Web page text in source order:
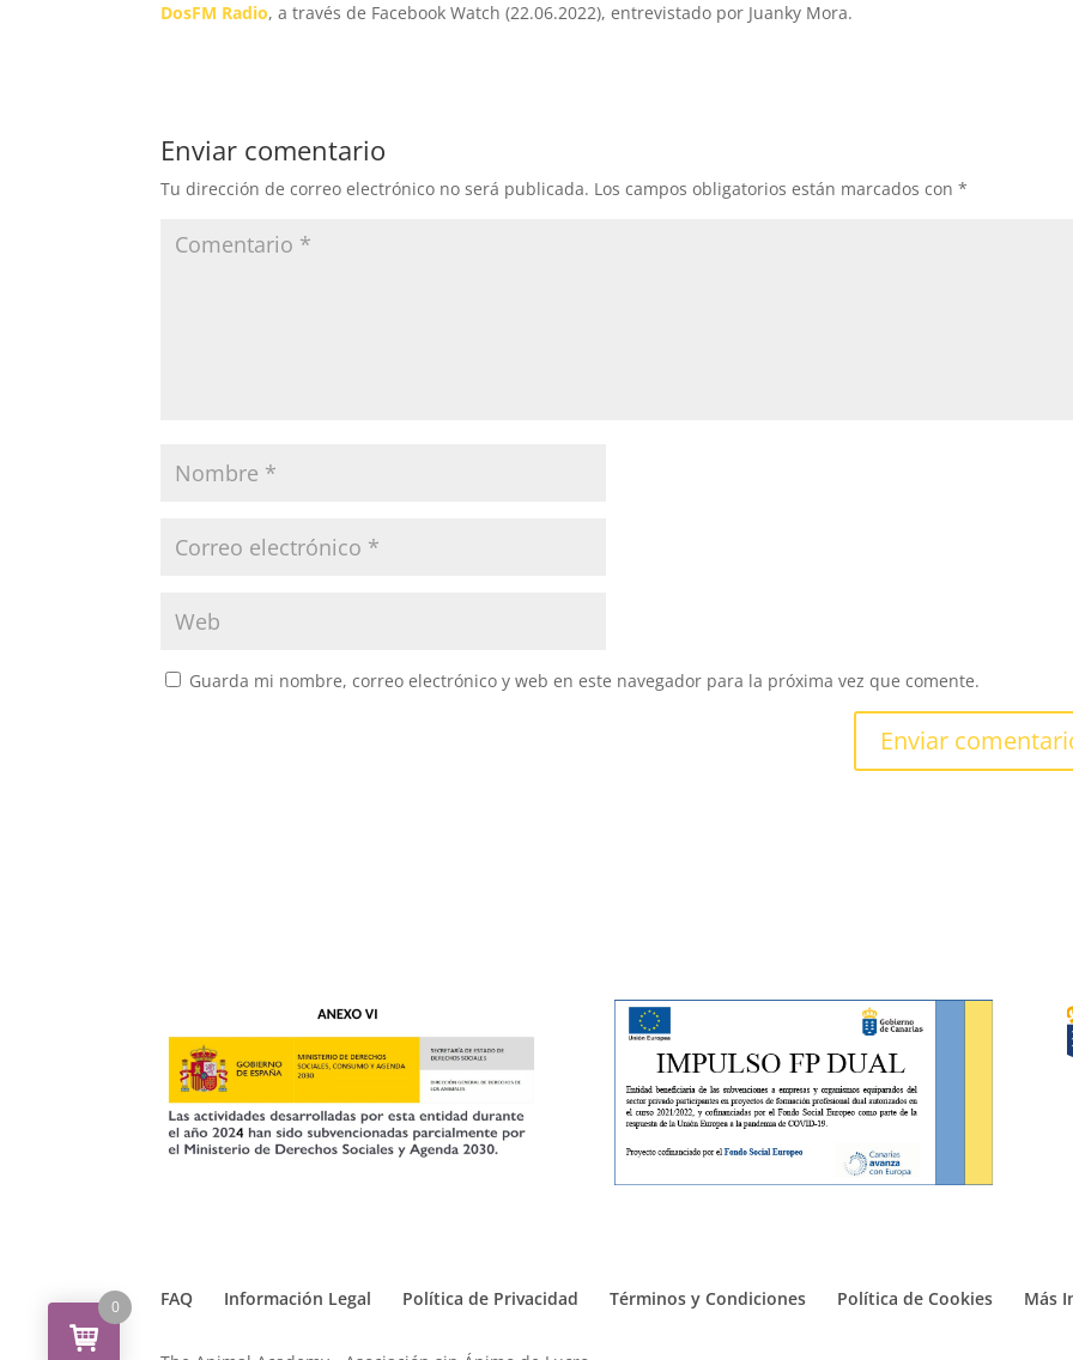
DosFM Radio, a través de Facebook Watch (22.06.2022), entrevistado por Juanky Mora.
Enviar comentario
Tu dirección de correo electrónico no será publicada. Los campos obligatorios están marcados con*
Guarda mi nombre, correo electrónico y web en este navegador para la próxima vez que comente.
FAQ Información Legal Política de Privacidad Términos y Condiciones Política de Cookies Más
0